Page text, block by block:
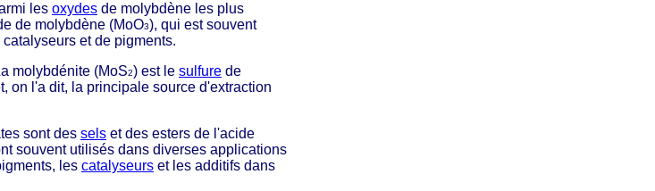
les oxydes de molybdène les plus
de molybdène (MoO3), qui est souvent
et de pigments.
molybdénite (MoS2) est le sulfure de
on l'a dit, la principale source d'extraction
sont des sels et des esters de l'acide
souvent utilisés dans diverses applications
les catalyseurs et les additifs dans